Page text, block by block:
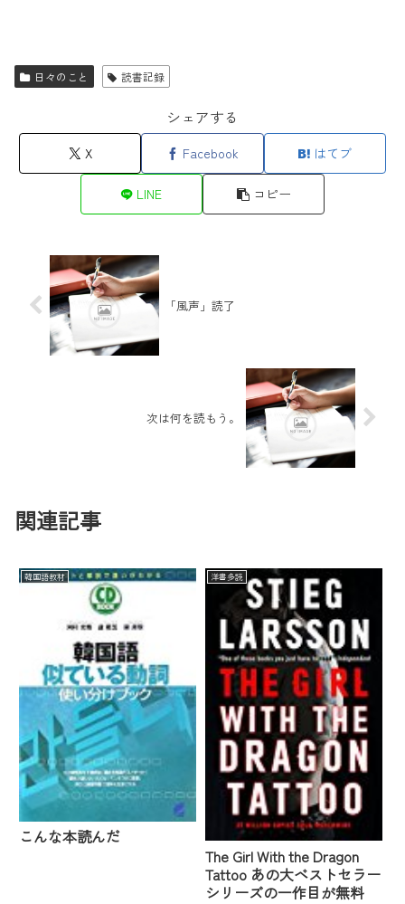
日々のこと 読書記録
シェアする
X Facebook はてブ
LINE コピー
「風声」読了
次は何を読もう。
関連記事
韓国語教材
こんな本読んだ
洋書多読
The Girl With the Dragon
Tattoo あの大ベストセラー
シリーズの一作目が無料